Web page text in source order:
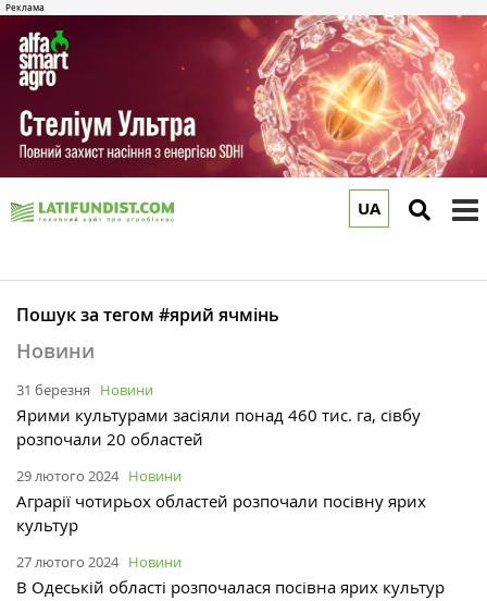
UA
Пошук за тегом #ярий ячмінь
Новини
31 березня Новини
Ярими культурами засіяли понад 460 тис. га, сівбу
розпочали 20 областей
29 лютого 2024 Новини
Аграрії чотирьох областей розпочали посівну ярих
культур
27 лютого 2024 Новини
В Одеській області розпочалася посівна ярих культур